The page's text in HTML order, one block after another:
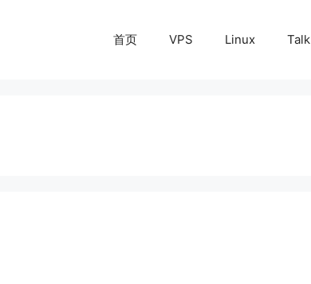
首页 VPS Linux Talk